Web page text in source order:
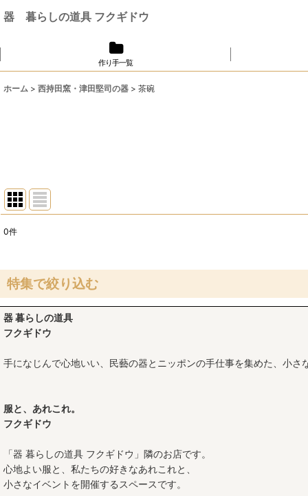
器 暮らしの道具 フクギドウ
作り手一覧
ホーム > 西持田窯・津田堅司の器 > 茶碗
並び順:
0件
特集で絞り込む
豆皿
五寸皿
七寸皿
器 暮らしの道具
フクギドウ
手になじんで心地いい、民藝の器とニッポンの手仕事を集めた、小さ
服と、あれこれ。
フクギドウ
「器 暮らしの道具 フクギドウ」隣のお店です。
心地よい服と、私たちの好きなあれこれと、
小さなイベントを開催するスペースです。